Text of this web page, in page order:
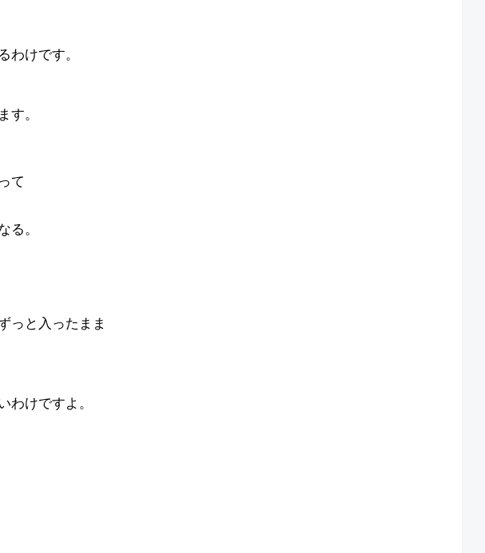
わけです。
す。
て
る。
っと入ったまま
わけですよ。